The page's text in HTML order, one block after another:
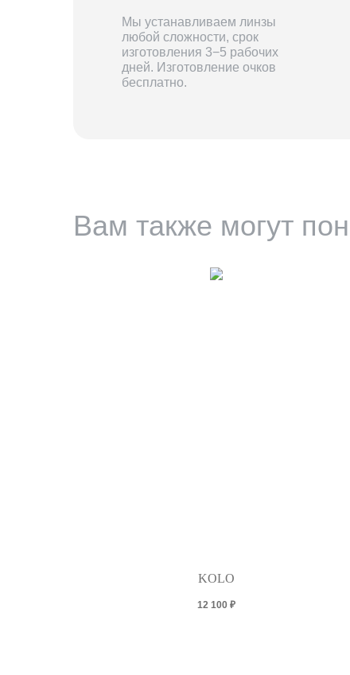
Мы устанавливаем линзы
любой сложности, срок
изготовления 3−5 рабочих
дней. Изготовление очков
бесплатно.
Вам также могут
KOLO
12 100 ₽